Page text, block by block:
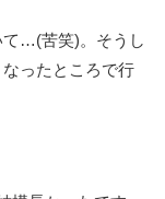
て…(苦笑)。そうし
ったところで行